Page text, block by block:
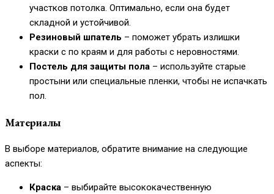
участков потолка. Оптимально, если она будет
складной и устойчивой.
Резиновый шпатель – поможет убрать излишки
краски с по краям и для работы с неровностями.
Постель для защиты пола – используйте старые
простыни или специальные пленки, чтобы не испачкать
пол.
Материалы
В выборе материалов, обратите внимание на следующие
аспекты:
Краска – выбирайте высококачественную